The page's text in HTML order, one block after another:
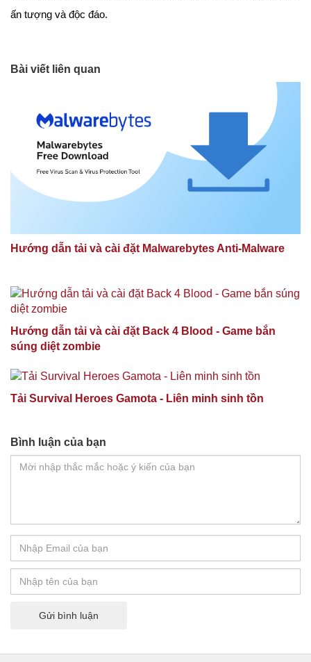
ấn tượng và độc đáo.
Bài viết liên quan
Hướng dẫn tải và cài đặt Malwarebytes Anti-Malware
Hướng dẫn tải và cài đặt Back 4 Blood - Game bắn
súng diệt zombie
Tải Survival Heroes Gamota - Liên minh sinh tồn
Bình luận của bạn
Gửi bình luận